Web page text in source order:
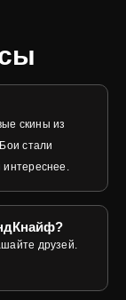
скины из
стали
друзей.